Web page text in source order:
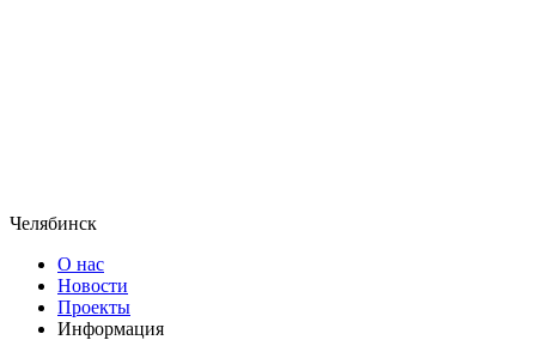
Челябинск
О нас
Новости
Проекты
Информация